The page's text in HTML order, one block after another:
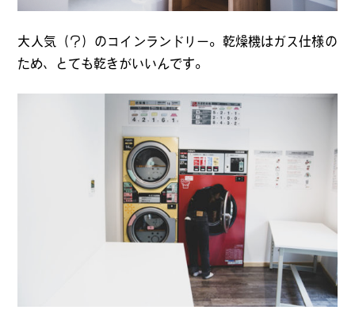
大人気（？）のコインランドリー。乾燥機はガス仕様の
ため、とても乾きがいいんです。